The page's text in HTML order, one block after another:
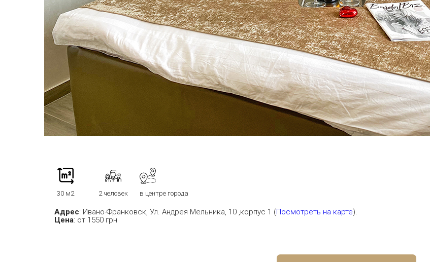
30 м2 2 человек в центре города
Адрес: Ивано-Франковск, Ул. Андрея Мельника, 10 ,корпус 1 (Посмотреть на карте).
Цена: от 1550 грн